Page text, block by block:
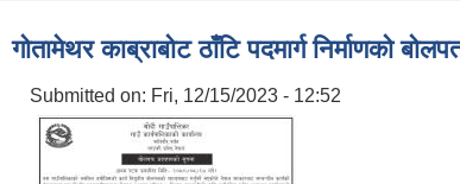
गोतामेथर काब्राबोट ठाँटि पदमार्ग निर्माणको
Submitted on: Fri, 12/15/2023 - 12:52